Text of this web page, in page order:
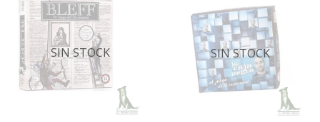
SIN STOCK SIN STOCK